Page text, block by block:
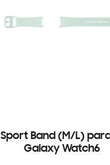
Sport Band (M/L)
Galaxy Watch6